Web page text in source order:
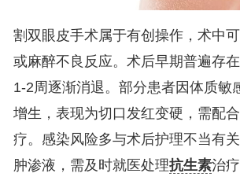
割双眼皮手术属于有创操作，术中
或麻醉不良反应。术后早期普遍存
1-2周逐渐消退。部分患者因体质敏
增生，表现为切口发红变硬，需配
疗。感染风险多与术后护理不当有
肿渗液，需及时就医处理抗生素治